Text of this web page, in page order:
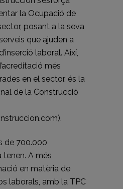
la Ocupació de
posant a la seva
que ajuden a
laboral. Així,
més
en el sector, és la
de la Construcció
de 700.000
tenen. A més
en matèria de
laborals, amb la TPC